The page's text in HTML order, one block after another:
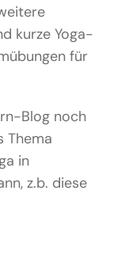
kurze Yoga-
für
Blog noch
Thema
in
z.b. diese